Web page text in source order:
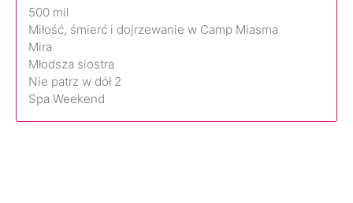
500 mil
Miłość, śmierć i dojrzewanie w Camp Miasma
Mira
Młodsza siostra
Nie patrz w dół 2
Spa Weekend